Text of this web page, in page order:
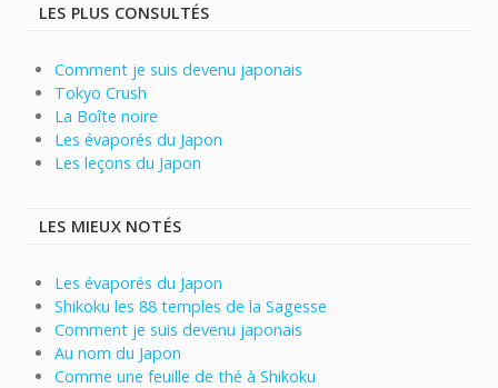
LES PLUS CONSULTÉS
Comment je suis devenu japonais
Tokyo Crush
La Boîte noire
Les évaporés du Japon
Les leçons du Japon
LES MIEUX NOTÉS
Les évaporés du Japon
Shikoku les 88 temples de la Sagesse
Comment je suis devenu japonais
Au nom du Japon
Comme une feuille de thé à Shikoku